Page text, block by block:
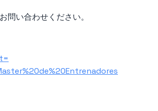
い合わせください。